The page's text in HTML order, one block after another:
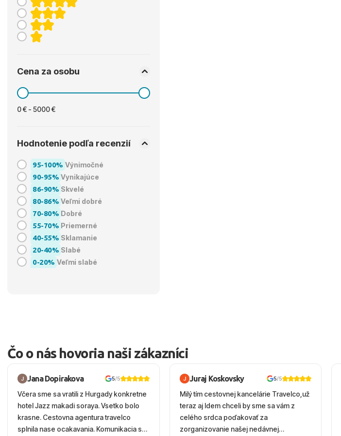
Cena za osobu
0 € - 5000 €
Hodnotenie podľa recenzií
95-100% Výnimočné
90-95% Vynikajúce
86-90% Skvelé
80-86% Veľmi dobré
70-80% Dobré
55-70% Priemerné
40-55% Sklamanie
20-40% Slabé
0-20% Veľmi slabé
Čo o nás hovoria naši zákazníci
Jana Dopirakova 5/5
Včera sme sa vratili z Hurgady konkretne
hotel Jazz makadi soraya. Vsetko bolo
krasne. Cestovna agentura travelco
splnila nase ocakavania. Komunikacia s
Juraj Koskovsky 5/5
Milý tím cestovnej kancelárie Travelco,už
teraz aj Idem chceli by sme sa vám z
celého srdca poďakovať za
zorganizovanie našej nedávnej